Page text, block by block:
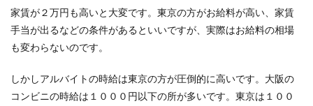
大学編入で理系から文系に変えるなら
理系の大学に入学した後、やっぱり自分は文系が
合っていたのかもと理系から文系へ大学を編入し
ようと考える...
家賃が２万円も高いと大変です。東京の方がお給料が高い、家賃
手当が出るなどの条件があるといいですが、実際はお給料の相場
も変わらないのです。
しかしアルバイトの時給は東京の方が圧倒的に高いです。大阪の
コンビニの時給は１０００円以下の所が多いです。東京は１００